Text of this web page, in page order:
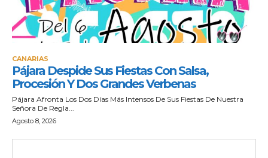
CANARIAS
Pájara Despide Sus Fiestas Con Salsa,
Procesión Y Dos Grandes Verbenas
Pájara Afronta Los Dos Días Más Intensos De Sus Fiestas De Nuestra
Señora De Regla...
Agosto 8, 2026